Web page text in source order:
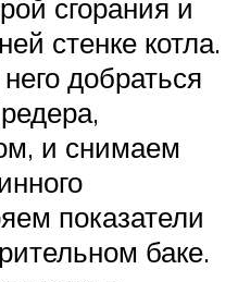
сгорания и
стенке котла.
добраться
и снимаем
показатели
баке.